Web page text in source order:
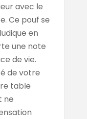
avec le
Ce pouf se
en
une note
de vie.
de votre
table
ne